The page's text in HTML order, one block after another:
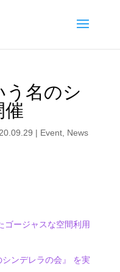
名のシ
催
20.09.29 | Event, News
ゴージャスな空間利用
シンデレラの会』 を実